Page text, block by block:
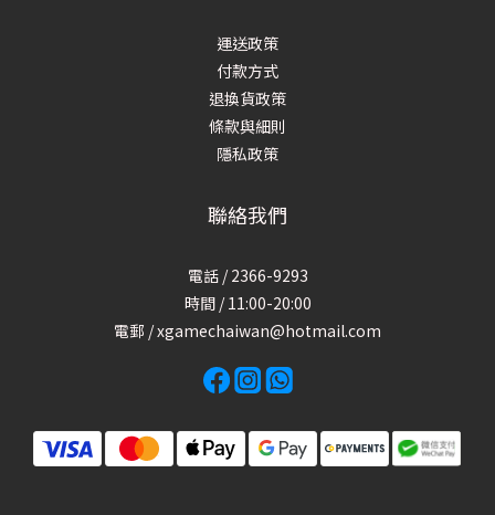
運送政策
付款方式
退換貨政策
條款與細則
隱私政策
聯絡我們
電話 / 2366-9293
時間 / 11:00-20:00
電郵 / xgamechaiwan@hotmail.com